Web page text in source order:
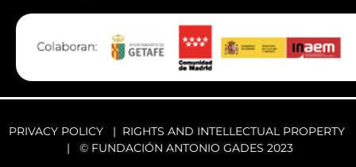
PRIVACY POLICY| RIGHTS AND INTELLECTUAL PROPERTY
| © FUNDACIÓN ANTONIO GADES 2023